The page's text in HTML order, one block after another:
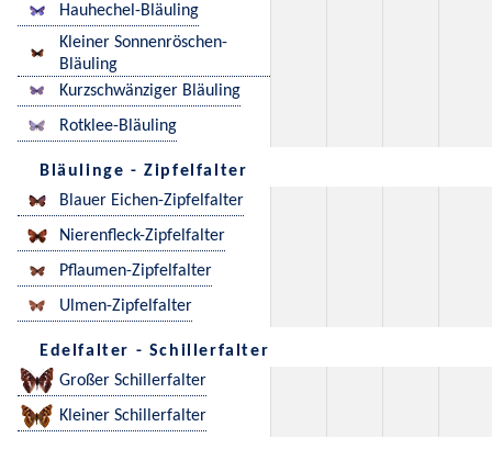
Hauhechel-Bläuling
Kleiner Sonnenröschen-
Bläuling
Kurzschwänziger Bläuling
Rotklee-Bläuling
Bläulinge - Zipfelfalter
Blauer Eichen-Zipfelfalter
Nierenfleck-Zipfelfalter
Pflaumen-Zipfelfalter
Ulmen-Zipfelfalter
Edelfalter - Schillerfalter
Großer Schillerfalter
Kleiner Schillerfalter